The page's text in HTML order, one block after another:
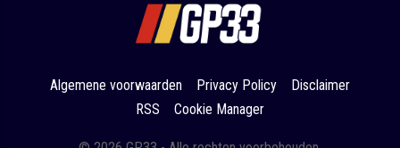
Algemene voorwaarden Privacy Policy
Disclaimer
RSS
Cookie Manager